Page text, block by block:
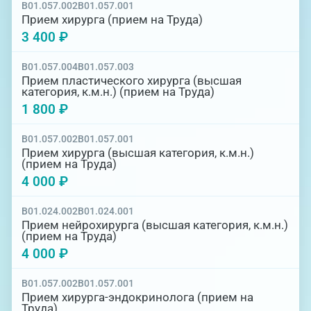
ожогов и обморожения;
врожденные аномалии или
дискомфорт. ухудшение самочувствия в
связи с гинекологическими патологиями
(полипы, кисты, внематочная
беременность);
любая реакция организма после укуса
животных, ядовитых насекомых и
другие.
B01.057.002B01.057.001
Прием хирурга (прием на Труда)
3 400 ₽
B01.057.004B01.057.003
Прием пластического хирурга (высшая
категория, к.м.н.) (прием на Труда)
1 800 ₽
B01.057.002B01.057.001
Прием хирурга (высшая категория, к.м.н.)
(прием на Труда)
4 000 ₽
B01.024.002B01.024.001
Прием нейрохирурга (высшая категория, к.м.н.)
(прием на Труда)
4 000 ₽
B01.057.002B01.057.001
Прием хирурга-эндокринолога (прием на
Труда)